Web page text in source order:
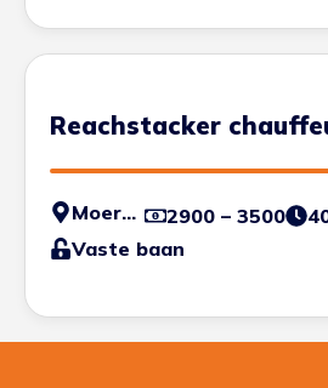
Reachstacker
Moerdijk 2900 – 3500
Vaste baan